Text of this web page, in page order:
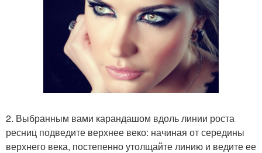
2. Выбранным вами карандашом вдоль линии роста
ресниц подведите верхнее веко: начиная от середины
верхнего века, постепенно утолщайте линию и ведите ее